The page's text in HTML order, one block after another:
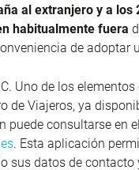
al extranjero y a los
habitualmente fuera
de adoptar
Uno de los
de Viajeros, ya
puede consultarse en
. Esta aplicación
sus datos de contacto